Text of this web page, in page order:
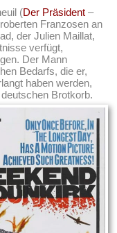
(Der Präsident –
Franzosen an
der Julien Maillat,
verfügt,
Der Mann
Bedarfs, die er,
haben werden,
Brotkorb.